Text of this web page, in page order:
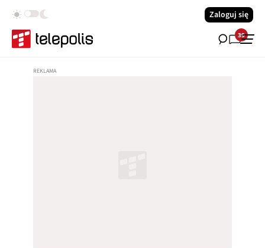
Zaloguj się
39